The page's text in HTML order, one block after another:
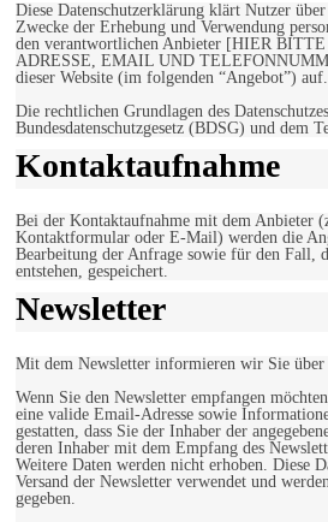
Diese Datenschutzerklärung klärt Nutzer
Zwecke der Erhebung und Verwendung
den verantwortlichen Anbieter [HIER
ADRESSE, EMAIL UND
dieser Website (im folgenden “Angebot”) auf.
Die rechtlichen Grundlagen des
Bundesdatenschutzgesetz (BDSG) und dem
Kontaktaufnahme
Bei der Kontaktaufnahme mit dem Anbieter
Kontaktformular oder E-Mail) werden die
Bearbeitung der Anfrage sowie für den Fall,
entstehen, gespeichert.
Newsletter
Mit dem Newsletter informieren wir Sie über
Wenn Sie den Newsletter empfangen
eine valide Email-Adresse sowie
gestatten, dass Sie der Inhaber der
deren Inhaber mit dem Empfang des
Weitere Daten werden nicht erhoben. Diese
Versand der Newsletter verwendet und
gegeben.